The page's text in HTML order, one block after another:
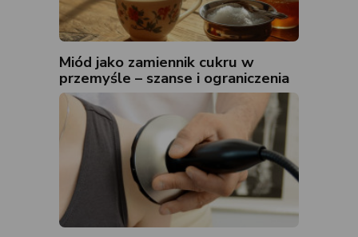
Miód jako zamiennik cukru w
przemyśle – szanse i ograniczenia